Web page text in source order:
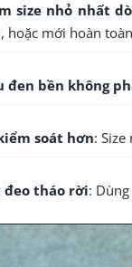
size nhỏ nhất
hoặc mới hoàn
đen bền không
soát hơn:
đeo tháo rời: